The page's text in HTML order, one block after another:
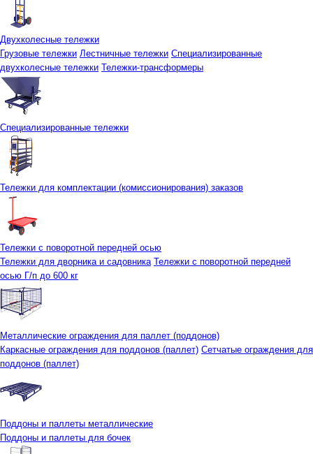
Двухколесные тележки
Грузовые тележки Лестничные тележки Специализированные
двухколесные тележки Тележки-трансформеры
Специализированные тележки
Тележки для комплектации (комиссионирования) заказов
Тележки с поворотной передней осью
Тележки для дворника и садовника Тележки с поворотной передней
осью Г/п до 600 кг
Металлические ограждения для паллет (поддонов)
Каркасные ограждения для поддонов (паллет) Сетчатые ограждения для
поддонов (паллет)
Поддоны и паллеты металлические
Поддоны и паллеты для бочек